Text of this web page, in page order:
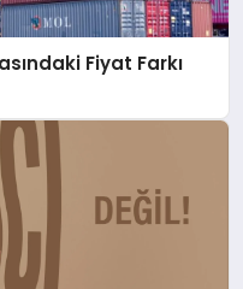
Fiyat Farkı